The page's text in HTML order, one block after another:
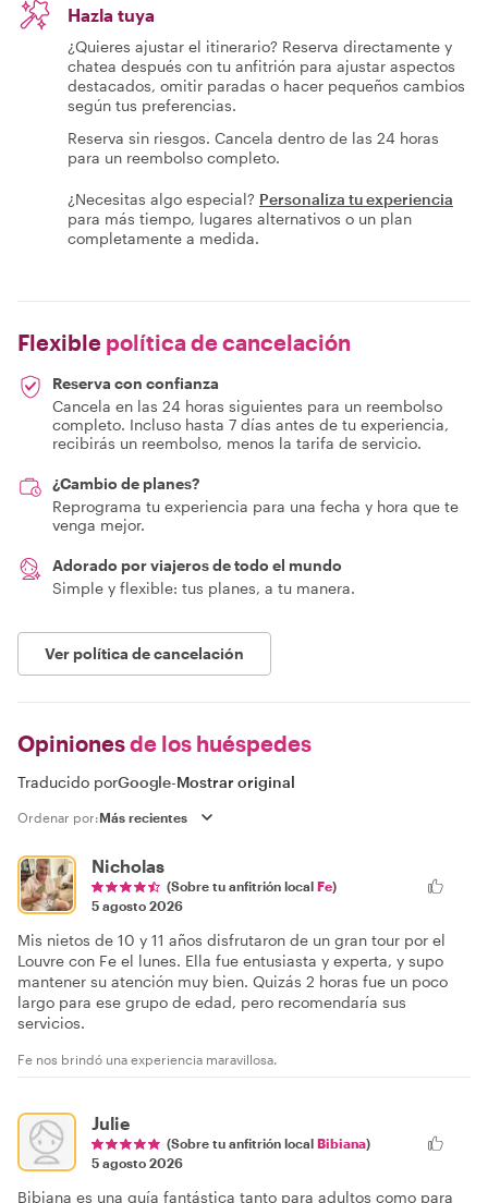
Hazla tuya
¿Quieres ajustar el itinerario? Reserva directamente y
chatea después con tu anfitrión para ajustar aspectos
destacados, omitir paradas o hacer pequeños cambios
según tus preferencias.
Reserva sin riesgos. Cancela dentro de las 24 horas
para un reembolso completo.
¿Necesitas algo especial? Personaliza tu experiencia
para más tiempo, lugares alternativos o un plan
completamente a medida.
Flexible política de cancelación
Reserva con confianza
Cancela en las 24 horas siguientes para un reembolso
completo. Incluso hasta 7 días antes de tu experiencia,
recibirás un reembolso, menos la tarifa de servicio.
¿Cambio de planes?
Reprograma tu experiencia para una fecha y hora que te
venga mejor.
Adorado por viajeros de todo el mundo
Simple y flexible: tus planes, a tu manera.
Ver política de cancelación
Opinionesde los huéspedes
Traducido porGoogle-Mostrar original
Ordenar por:
Nicholas
(Sobre tu anfitrión local Fe)
5 agosto 2026
Mis nietos de 10 y 11 años disfrutaron de un gran tour por el
Louvre con Fe el lunes. Ella fue entusiasta y experta, y supo
mantener su atención muy bien. Quizás 2 horas fue un poco
largo para ese grupo de edad, pero recomendaría sus
servicios.
Fe nos brindó una experiencia maravillosa.
Julie
(Sobre tu anfitrión local Bibiana)
5 agosto 2026
Bibiana es una guía fantástica tanto para adultos como para